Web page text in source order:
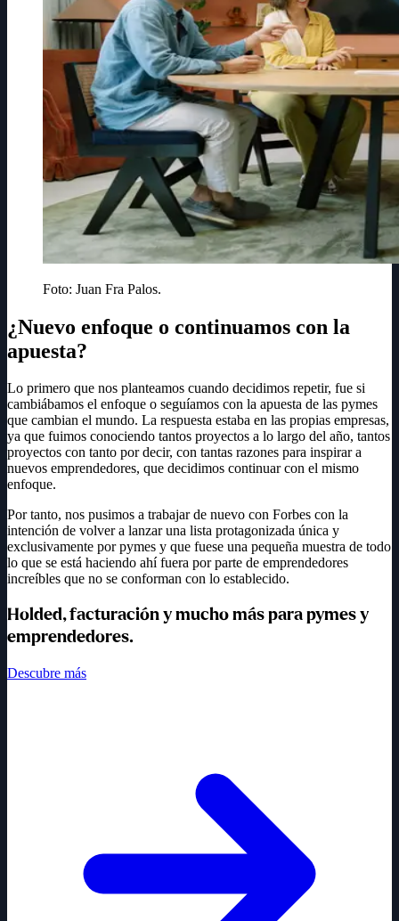
Foto: Juan Fra Palos.
¿Nuevo enfoque o continuamos con la
apuesta?
Lo primero que nos planteamos cuando decidimos repetir, fue si
cambiábamos el enfoque o seguíamos con la apuesta de las pymes
que cambian el mundo. La respuesta estaba en las propias empresas,
ya que fuimos conociendo tantos proyectos a lo largo del año, tantos
proyectos con tanto por decir, con tantas razones para inspirar a
nuevos emprendedores, que decidimos continuar con el mismo
enfoque.
Por tanto, nos pusimos a trabajar de nuevo con Forbes con la
intención de volver a lanzar una lista protagonizada única y
exclusivamente por pymes y que fuese una pequeña muestra de todo
lo que se está haciendo ahí fuera por parte de emprendedores
increíbles que no se conforman con lo establecido.
Holded, facturación y mucho más para pymes y
emprendedores.
Descubre más